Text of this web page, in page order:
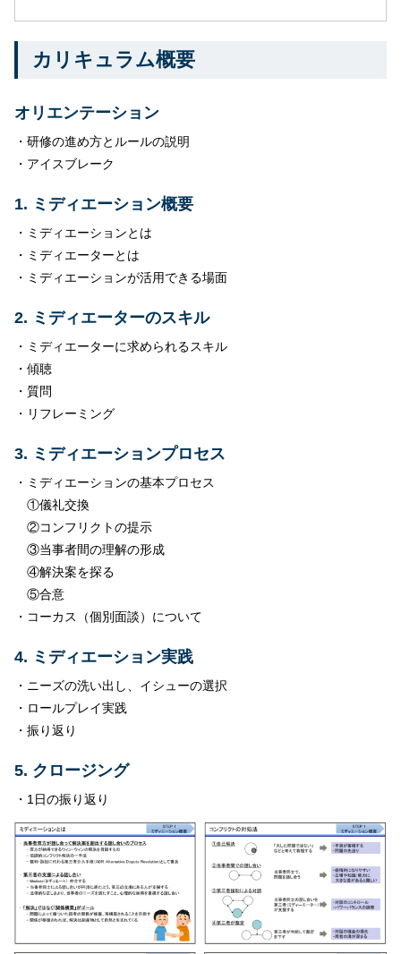
カリキュラム概要
オリエンテーション
・研修の進め方とルールの説明
・アイスブレーク
1. ミディエーション概要
・ミディエーションとは
・ミディエーターとは
・ミディエーションが活用できる場面
2. ミディエーターのスキル
・ミディエーターに求められるスキル
・傾聴
・質問
・リフレーミング
3. ミディエーションプロセス
・ミディエーションの基本プロセス
①儀礼交換
②コンフリクトの提示
③当事者間の理解の形成
④解決案を探る
⑤合意
・コーカス（個別面談）について
4. ミディエーション実践
・ニーズの洗い出し、イシューの選択
・ロールプレイ実践
・振り返り
5. クロージング
・1日の振り返り